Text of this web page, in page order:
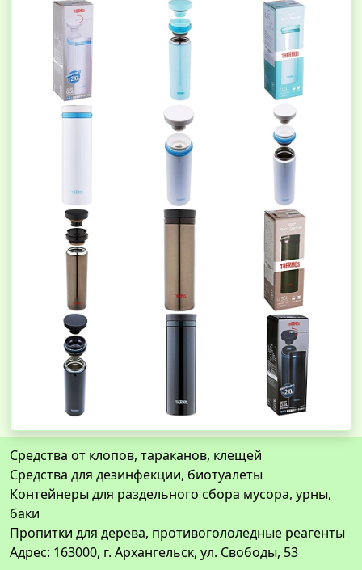
Средства от клопов, тараканов, клещей
Средства для дезинфекции, биотуалеты
Контейнеры для раздельного сбора мусора, урны,
баки
Пропитки для дерева, противогололедные реагенты
Адрес: 163000, г. Архангельск, ул. Свободы, 53